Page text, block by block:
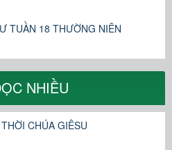
TUẦN 18 THƯỜNG NIÊN
NHIỀU
CHÚA GIÊSU